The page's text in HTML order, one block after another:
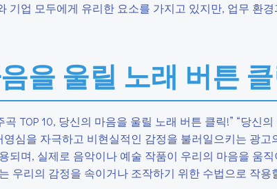
기업 모두에게 유리한 요소를 가지고 있지만, 업무 환
을 울릴 노래 버튼
TOP 10, 당신의 마음을 울릴 노래 버튼 클릭!” “당신
심을 자극하고 비현실적인 감정을 불러일으키는 광
되며, 실제로 음악이나 예술 작품이 우리의 마음을 움
우리의 감정을 속이거나 조작하기 위한 수법으로 작용